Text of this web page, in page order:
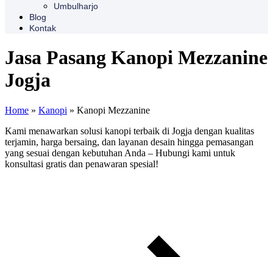
Umbulharjo
Blog
Kontak
Jasa Pasang Kanopi Mezzanine
Jogja
Home » Kanopi » Kanopi Mezzanine
Kami menawarkan solusi kanopi terbaik di Jogja dengan kualitas
terjamin, harga bersaing, dan layanan desain hingga pemasangan
yang sesuai dengan kebutuhan Anda – Hubungi kami untuk
konsultasi gratis dan penawaran spesial!